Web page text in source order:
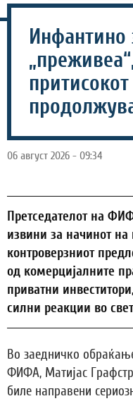
Инфантино
притисокот
06 август 2026 - 09:34
Претседателот на
извини за начинот на
контроверзниот
од комерцијалните
приватни
силни реакции во
Во заедничко
ФИФА, Матијас
биле направени